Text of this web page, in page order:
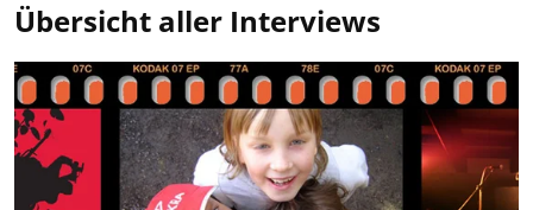
Übersicht aller Interviews